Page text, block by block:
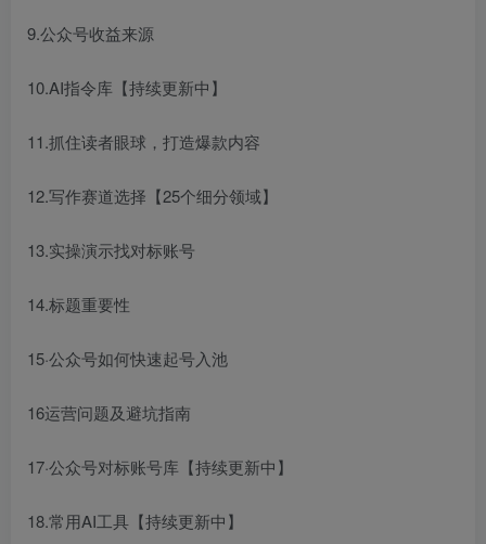
9.公众号收益来源
10.AI指令库【持续更新中】
11.抓住读者眼球，打造爆款内容
12.写作赛道选择【25个细分领域】
13.实操演示找对标账号
14.标题重要性
15·公众号如何快速起号入池
16运营问题及避坑指南
17·公众号对标账号库【持续更新中】
18.常用AI工具【持续更新中】